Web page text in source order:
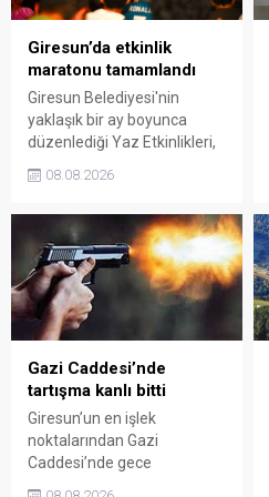
Giresun’da etkinlik
maratonu tamamlandı
Giresun Belediyesi'nin
yaklaşık bir ay boyunca
düzenlediği Yaz Etkinlikleri,
sanat ve eğlenceyle
organizasyonun ardından
Kadın El Emeği Pazarı'nın
süresi de 16 Ağustos'a
kadar uzatıldı.
08.08.2026
Gazi Caddesi’nde
tartışma kanlı bitti
Giresun’un en işlek
noktalarından Gazi
Caddesi’nde gece